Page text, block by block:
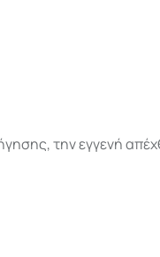
την εγγενή